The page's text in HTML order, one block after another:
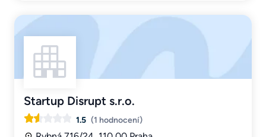
Startup Disrupt s.r.o.
1.5 (1 hodnocení)